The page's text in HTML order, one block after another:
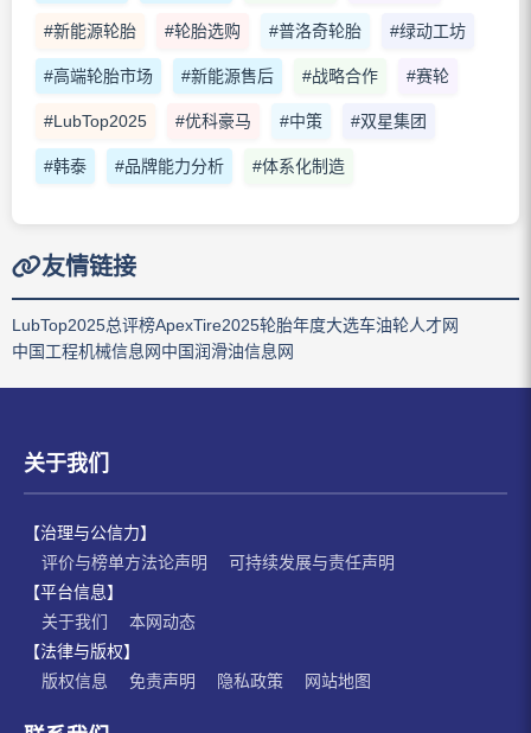
#新能源轮胎 #轮胎选购 #普洛奇轮胎 #绿动工坊
#高端轮胎市场 #新能源售后 #战略合作 #赛轮
#LubTop2025 #优科豪马 #中策 #双星集团
#韩泰 #品牌能力分析 #体系化制造
友情链接
LubTop2025总评榜ApexTire2025轮胎年度大选车油轮人才网
中国工程机械信息网中国润滑油信息网
关于我们
【治理与公信力】
评价与榜单方法论声明
可持续发展与责任声明
【平台信息】
关于我们
本网动态
【法律与版权】
版权信息
免责声明 隐私政策 网站地图